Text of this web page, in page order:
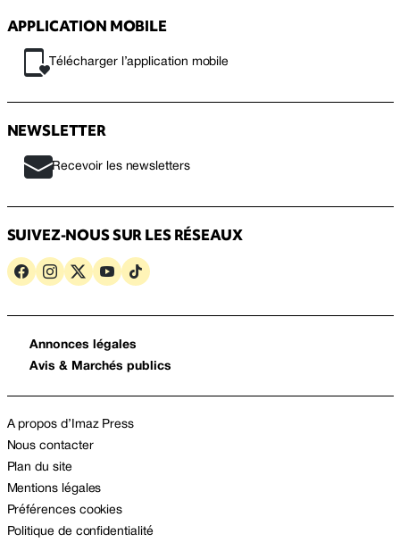
APPLICATION MOBILE
Télécharger l’application mobile
NEWSLETTER
Recevoir les newsletters
SUIVEZ-NOUS SUR LES RÉSEAUX
Annonces légales
Avis & Marchés publics
A propos d’Imaz Press
Nous contacter
Plan du site
Mentions légales
Préférences cookies
Politique de confidentialité